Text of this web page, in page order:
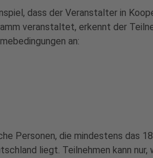
dass der Veranstalter in
veranstaltet, erkennt der
an:
Personen, die mindestens das
liegt. Teilnehmen kann nur,